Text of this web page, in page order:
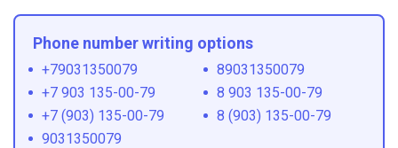
Phone number writing options
+79031350079
89031350079
+7 903 135-00-79
8 903 135-00-79
+7 (903) 135-00-79
8 (903) 135-00-79
9031350079